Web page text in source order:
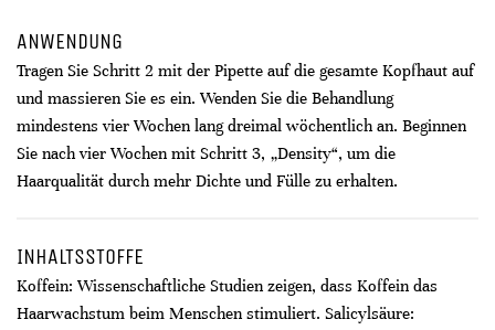
ANWENDUNG
Tragen Sie Schritt 2 mit der Pipette auf die gesamte Kopfhaut auf
und massieren Sie es ein. Wenden Sie die Behandlung
mindestens vier Wochen lang dreimal wöchentlich an. Beginnen
Sie nach vier Wochen mit Schritt 3, „Density“, um die
Haarqualität durch mehr Dichte und Fülle zu erhalten.
INHALTSSTOFFE
Koffein: Wissenschaftliche Studien zeigen, dass Koffein das
Haarwachstum beim Menschen stimuliert. Salicylsäure: